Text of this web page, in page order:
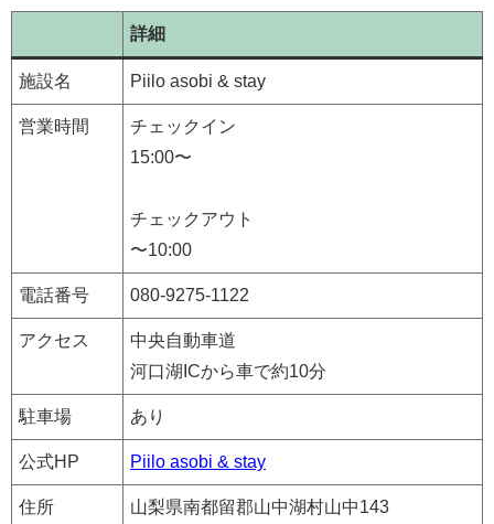
詳細
施設名 Piilo asobi & stay
営業時間
チェックイン
15:00〜
チェックアウト
〜10:00
電話番号 080-9275-1122
アクセス
中央自動車道
河口湖ICから車で約10分
駐車場 あり
公式HP Piilo asobi & stay
住所 山梨県南都留郡山中湖村山中143